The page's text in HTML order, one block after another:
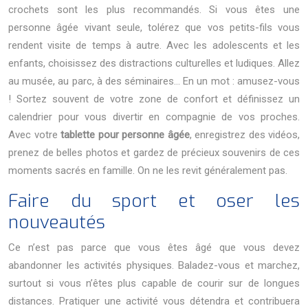
crochets sont les plus recommandés.Si vous êtes une
personne âgée vivant seule, tolérez que vos petits-fils vous
rendent visite de temps à autre. Avec les adolescents et les
enfants, choisissez des distractions culturelles et ludiques. Allez
au musée, au parc, à des séminaires… En un mot : amusez-vous
! Sortez souvent de votre zone de confort et définissez un
calendrier pour vous divertir en compagnie de vos proches.
Avec votre tablette pour personne âgée, enregistrez des vidéos,
prenez de belles photos et gardez de précieux souvenirs de ces
moments sacrés en famille. On ne les revit généralement pas.
Faire du sport et oser les
nouveautés
Ce n’est pas parce que vous êtes âgé que vous devez
abandonner les activités physiques. Baladez-vous et marchez,
surtout si vous n’êtes plus capable de courir sur de longues
distances. Pratiquer une activité vous détendra et contribuera